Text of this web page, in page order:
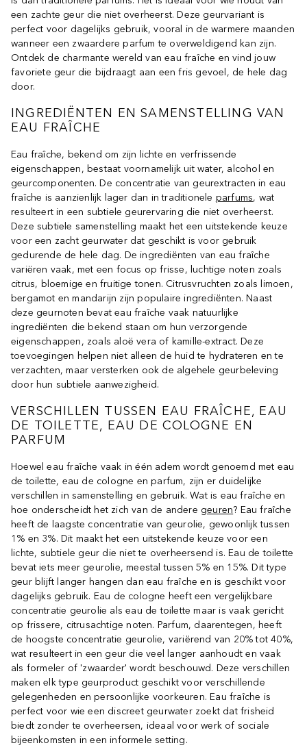
een zachte geur die niet overheerst. Deze geurvariant is
perfect voor dagelijks gebruik, vooral in de warmere maanden
wanneer een zwaardere parfum te overweldigend kan zijn.
Ontdek de charmante wereld van eau fraîche en vind jouw
favoriete geur die bijdraagt aan een fris gevoel, de hele dag
door.
INGREDIËNTEN EN SAMENSTELLING VAN
EAU FRAÎCHE
Eau fraîche, bekend om zijn lichte en verfrissende
eigenschappen, bestaat voornamelijk uit water, alcohol en
geurcomponenten. De concentratie van geurextracten in eau
fraîche is aanzienlijk lager dan in traditionele parfums, wat
resulteert in een subtiele geurervaring die niet overheerst.
Deze subtiele samenstelling maakt het een uitstekende keuze
voor een zacht geurwater dat geschikt is voor gebruik
gedurende de hele dag. De ingrediënten van eau fraîche
variëren vaak, met een focus op frisse, luchtige noten zoals
citrus, bloemige en fruitige tonen. Citrusvruchten zoals limoen,
bergamot en mandarijn zijn populaire ingrediënten. Naast
deze geurnoten bevat eau fraîche vaak natuurlijke
ingrediënten die bekend staan om hun verzorgende
eigenschappen, zoals aloë vera of kamille-extract. Deze
toevoegingen helpen niet alleen de huid te hydrateren en te
verzachten, maar versterken ook de algehele geurbeleving
door hun subtiele aanwezigheid.
VERSCHILLEN TUSSEN EAU FRAÎCHE, EAU
DE TOILETTE, EAU DE COLOGNE EN
PARFUM
Hoewel eau fraîche vaak in één adem wordt genoemd met eau
de toilette, eau de cologne en parfum, zijn er duidelijke
verschillen in samenstelling en gebruik. Wat is eau fraîche en
hoe onderscheidt het zich van de andere geuren? Eau fraîche
heeft de laagste concentratie van geurolie, gewoonlijk tussen
1% en 3%. Dit maakt het een uitstekende keuze voor een
lichte, subtiele geur die niet te overheersend is. Eau de toilette
bevat iets meer geurolie, meestal tussen 5% en 15%. Dit type
geur blijft langer hangen dan eau fraîche en is geschikt voor
dagelijks gebruik. Eau de cologne heeft een vergelijkbare
concentratie geurolie als eau de toilette maar is vaak gericht
op frissere, citrusachtige noten. Parfum, daarentegen, heeft
de hoogste concentratie geurolie, variërend van 20% tot 40%,
wat resulteert in een geur die veel langer aanhoudt en vaak
als formeler of 'zwaarder' wordt beschouwd. Deze verschillen
maken elk type geurproduct geschikt voor verschillende
gelegenheden en persoonlijke voorkeuren. Eau fraîche is
perfect voor wie een discreet geurwater zoekt dat frisheid
biedt zonder te overheersen, ideaal voor werk of sociale
bijeenkomsten in een informele setting.